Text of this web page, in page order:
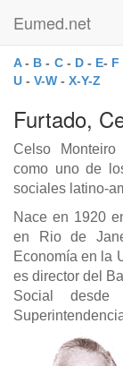
Eumed.net
A- B - C- D- E- F
U - V-W - X-Y-Z
Furtado,
Celso
como uno de
sociales latino-
Nace en 1920
en Rio de
Economía en la
es director del
Social desde